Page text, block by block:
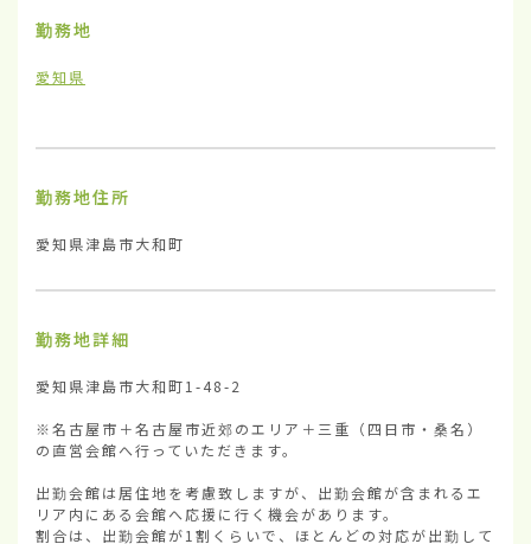
勤務地
愛知県
勤務地住所
愛知県津島市大和町
勤務地詳細
愛知県津島市大和町1-48-2
※名古屋市＋名古屋市近郊のエリア＋三重（四日市・桑名）
の直営会館へ行っていただきます。
出勤会館は居住地を考慮致しますが、出勤会館が含まれるエ
リア内にある会館へ応援に行く機会があります。
割合は、出勤会館が1割くらいで、ほとんどの対応が出勤して